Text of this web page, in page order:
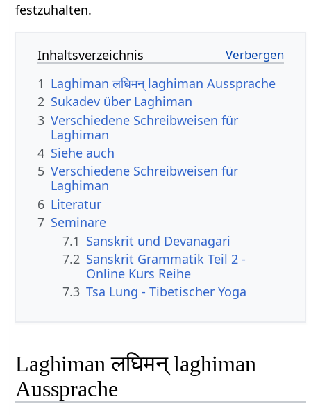
festzuhalten.
Inhaltsverzeichnis
1 Laghiman लघिमन् laghiman Aussprache
2 Sukadev über Laghiman
3 Verschiedene Schreibweisen für
Laghiman
4 Siehe auch
5 Verschiedene Schreibweisen für
Laghiman
6 Literatur
7 Seminare
7.1 Sanskrit und Devanagari
7.2 Sanskrit Grammatik Teil 2 -
Online Kurs Reihe
7.3 Tsa Lung - Tibetischer Yoga
Laghiman लघिमन् laghiman
Aussprache